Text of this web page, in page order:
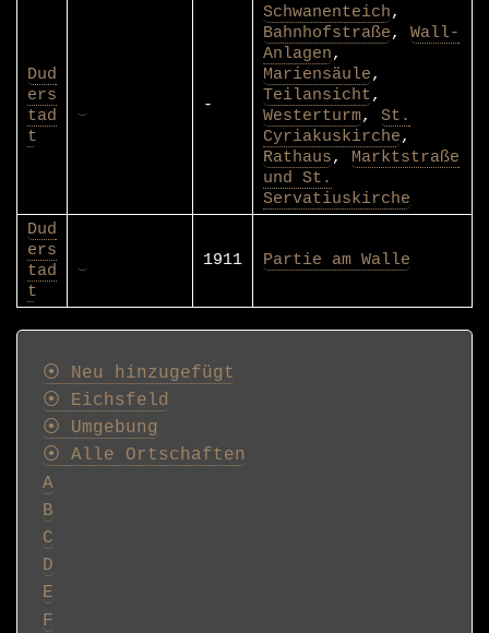
Dud
ers
tad
t
-
Schwanenteich,
Bahnhofstraße, Wall-
Anlagen,
Mariensäule,
Teilansicht,
Westerturm, St.
Cyriakuskirche,
Rathaus, Marktstraße
und St.
Servatiuskirche
Dud
ers
tad
t
1911 Partie am Walle
Postkarten
⦿ Neu hinzugefügt
⦿ Eichsfeld
⦿ Umgebung
⦿ Alle Ortschaften
A
B
C
D
E
F